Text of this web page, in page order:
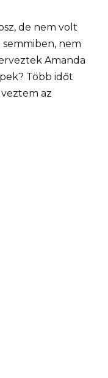
de nem volt
nem
Amanda
Több időt
az